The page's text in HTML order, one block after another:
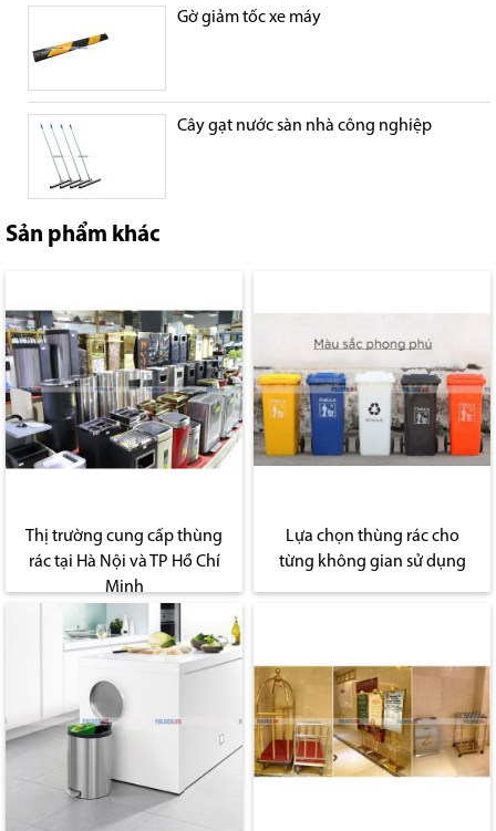
Gờ giảm tốc xe máy
Cây gạt nước sàn nhà công nghiệp
Sản phẩm khác
Thị trường cung cấp thùng
rác tại Hà Nội và TP Hồ Chí
Minh
Lựa chọn thùng rác cho
từng không gian sử dụng